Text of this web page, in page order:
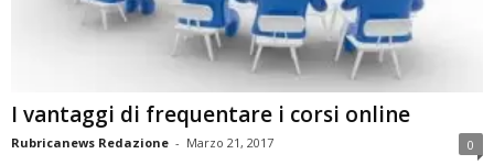
I vantaggi di frequentare i corsi online
Rubricanews Redazione - Marzo 21, 2017 0